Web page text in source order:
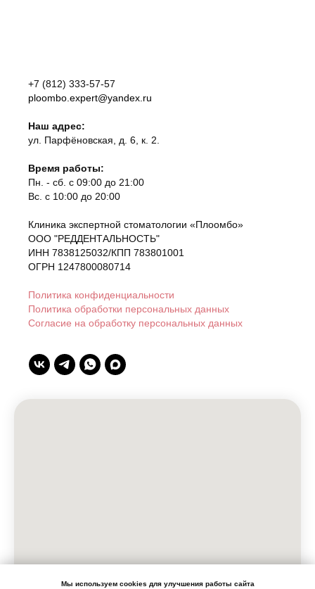
+7 (812) 333-57-57
ploombo.expert@yandex.ru
Наш адрес:
ул. Парфёновская, д. 6, к. 2.
Время работы:
Пн. - сб. с 09:00 до 21:00
Вс. с 10:00 до 20:00
Клиника экспертной стоматологии «Плоомбо»
ООО "РЕДДЕНТАЛЬНОСТЬ"
ИНН 7838125032/КПП 783801001
ОГРН 1247800080714
Политика конфиденциальности
Политика обработки персональных данных
Согласие на обработку персональных данных
Мы используем cookies для улучшения работы сайта